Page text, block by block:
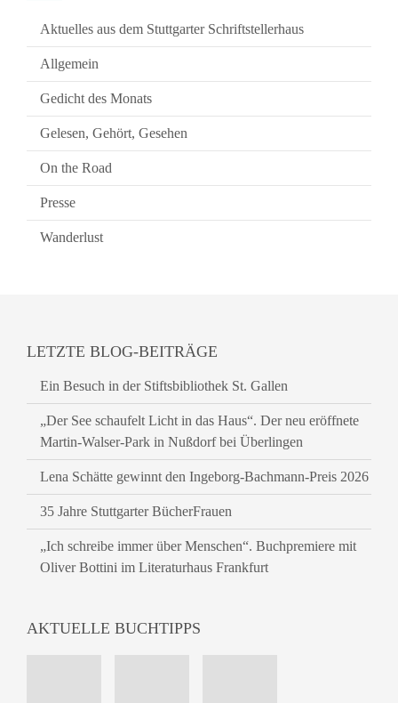
Aktuelles aus dem Stuttgarter Schriftstellerhaus
Allgemein
Gedicht des Monats
Gelesen, Gehört, Gesehen
On the Road
Presse
Wanderlust
LETZTE BLOG-BEITRÄGE
Ein Besuch in der Stiftsbibliothek St. Gallen
„Der See schaufelt Licht in das Haus“. Der neu eröffnete
Martin-Walser-Park in Nußdorf bei Überlingen
Lena Schätte gewinnt den Ingeborg-Bachmann-Preis 2026
35 Jahre Stuttgarter BücherFrauen
„Ich schreibe immer über Menschen“. Buchpremiere mit
Oliver Bottini im Literaturhaus Frankfurt
AKTUELLE BUCHTIPPS